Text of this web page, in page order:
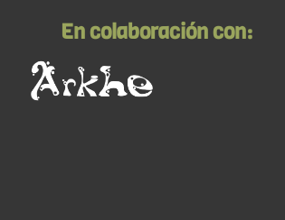
En colaboración con: